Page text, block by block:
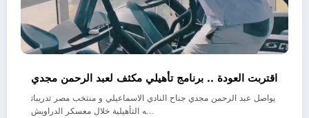
اقتربت العودة .. برنامج تأهيلي مكثف لعبد الرحمن مجدي
يواصل عبد الرحمن مجدي جناح النادي الاسماعيلي و منتخب مصر تدريبات
ه التأهيلية خلال معسكر الدراويش…